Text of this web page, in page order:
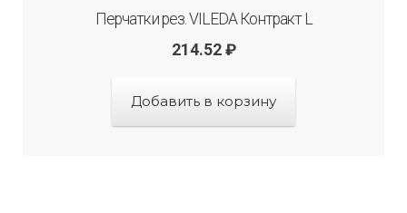
Перчатки рез. VILEDA Контракт L
214.52 ₽
Добавить в корзину